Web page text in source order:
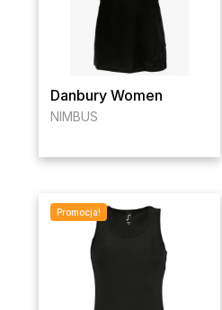
Danbury Women
NIMBUS
Promocja!